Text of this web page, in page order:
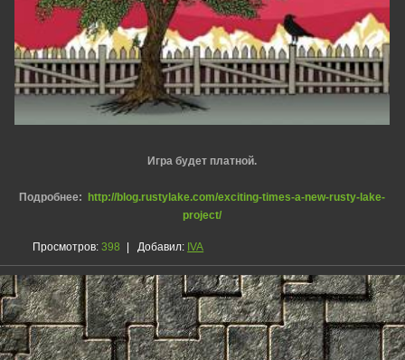
Игра будет платной.
Подробнее: http://blog.rustylake.com/exciting-times-a-new-rusty-lake-
project/
Просмотров: 398 | Добавил: IVA